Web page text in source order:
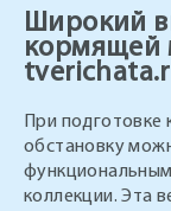
Широкий
кормящей
При
обстановку
коллекции. Эта